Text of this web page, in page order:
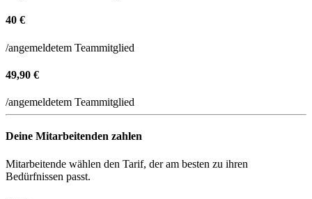
40 €
/angemeldetem Teammitglied
49,90 €
/angemeldetem Teammitglied
Deine Mitarbeitenden zahlen
Mitarbeitende wählen den Tarif, der am besten zu ihren
Bedürfnissen passt.